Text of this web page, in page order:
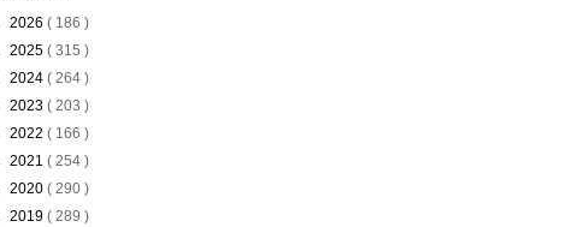
2026 ( 186 )
2025 ( 315 )
2024 ( 264 )
2023 ( 203 )
2022 ( 166 )
2021 ( 254 )
2020 ( 290 )
2019 ( 289 )